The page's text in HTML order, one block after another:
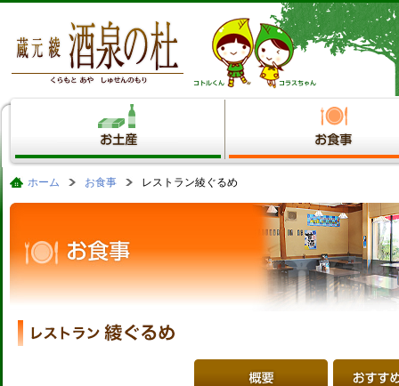
ホーム お食事 レストラン綾ぐるめ